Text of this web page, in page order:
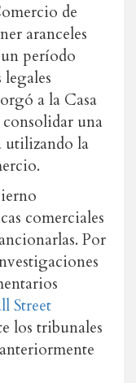
de
aranceles
período
a la Casa
una
utilizando la
comerciales
Por
Street
los tribunales